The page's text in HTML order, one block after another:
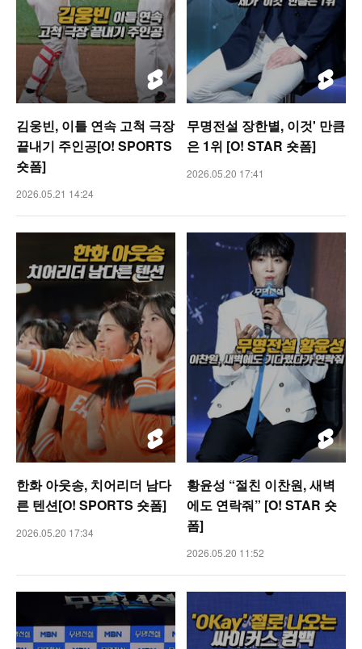
김웅빈, 이틀 연속 고척 극장
끝내기 주인공[O! SPORTS
숏폼]
2026.05.21 14:24
무명전설 장한별, 이것' 만큼
은 1위 [O! STAR 숏폼]
2026.05.20 17:41
한화 아웃송, 치어리더 남다
른 텐션[O! SPORTS 숏폼]
2026.05.20 17:34
황윤성 “절친 이찬원, 새벽
에도 연락줘” [O! STAR 숏
폼]
2026.05.20 11:52